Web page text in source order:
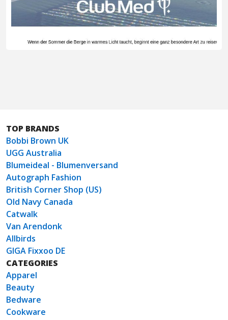
TOP BRANDS
Bobbi Brown UK
UGG Australia
Blumeideal - Blumenversand
Autograph Fashion
British Corner Shop (US)
Old Navy Canada
Catwalk
Van Arendonk
Allbirds
GIGA Fixxoo DE
CATEGORIES
Apparel
Beauty
Bedware
Cookware